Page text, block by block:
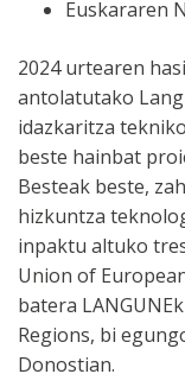
Euskararen
2024 urtearen
antolatutako
idazkaritza
beste hainbat
Besteak beste,
hizkuntza
inpaktu altuko
Union of
batera
Regions, bi
Donostian.